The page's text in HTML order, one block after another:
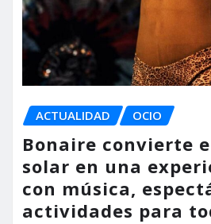
ACTUALIDAD OCIO
Bonaire convierte
solar en una
con música,
actividades para